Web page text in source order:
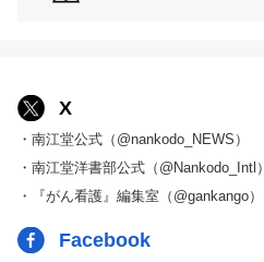
X
・南江堂公式（@nankodo_NEWS）
・南江堂洋書部公式（@Nankodo_Intl）
・『がん看護』編集室（@gankango）
Facebook